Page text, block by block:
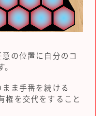
の位置に自分のコ
ま手番を続ける
権を交代をすること